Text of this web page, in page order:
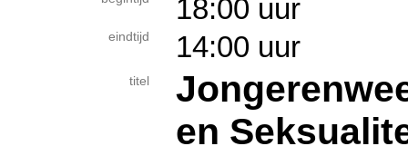
18:00 uur
eindtijd 14:00 uur
titel
en